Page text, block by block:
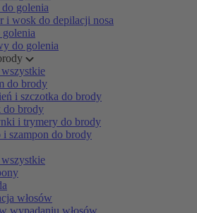
golenia
i wosk do depilacji nosa
do golenia
do brody
i szczotka do brody
do brody
i trymery do brody
i szampon do brody
włosów
wypadaniu włosów